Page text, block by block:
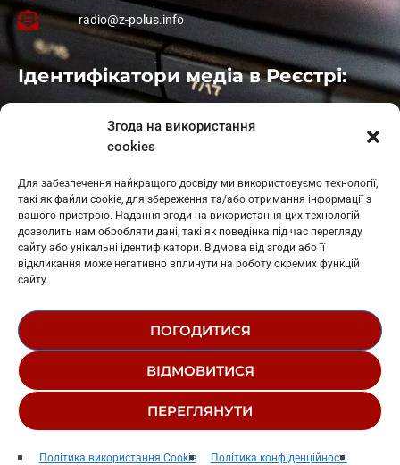
Згода на використання
cookies
Для забезпечення найкращого досвіду ми використовуємо технології,
такі як файли cookie, для збереження та/або отримання інформації з
вашого пристрою. Надання згоди на використання цих технологій
дозволить нам обробляти дані, такі як поведінка під час перегляду
сайту або унікальні ідентифікатори. Відмова від згоди або її
відкликання може негативно вплинути на роботу окремих функцій
сайту.
ПОГОДИТИСЯ
ВІДМОВИТИСЯ
ПЕРЕГЛЯНУТИ
Політика використання Cookie Політика конфіденційності
radio@z-polus.info
Ідентифікатори медіа в Реєстрі:
: L11-01410
: L11-01801
Косів: L11-01805
Гарасимів: L11-02274
© 1995-2026 РК «ЗАХІДНИЙ ПОЛЮС»
РЕДАКЦІЙНИЙ СТАТУТ
СТРУКТУРА ВЛАСНОСТІ